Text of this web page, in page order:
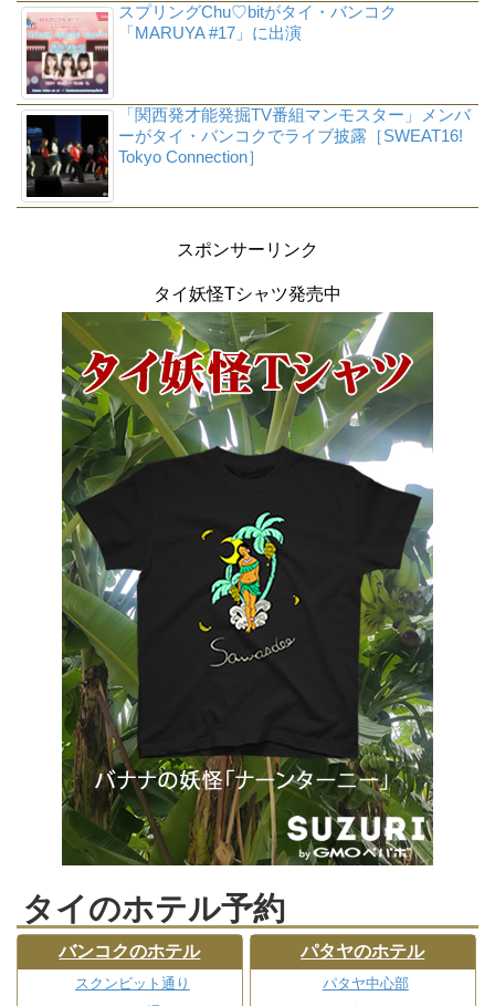
スプリングChu♡bitがタイ・バンコク
「MARUYA #17」に出演
「関西発才能発掘TV番組マンモスター」メンバ
ーがタイ・バンコクでライブ披露［SWEAT16!
Tokyo Connection］
スポンサーリンク
タイ妖怪Tシャツ発売中
タイのホテル予約
バンコクのホテル
スクンビット通り
パタヤのホテル
パタヤ中心部